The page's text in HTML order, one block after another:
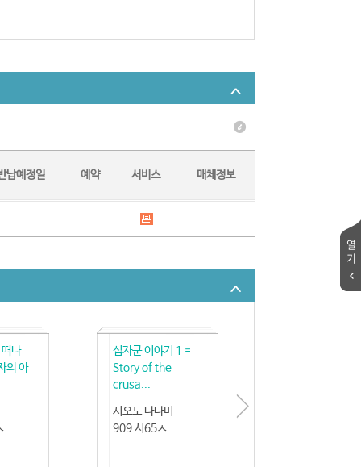
납예정일 예약 서비스 매체정보
나
의 아
십자군 이야기 1 =
Story of the
crusa...
시오노 나나미
909 시65ㅅ
열
기